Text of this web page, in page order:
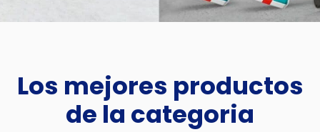
Los mejores productos
de la categoria